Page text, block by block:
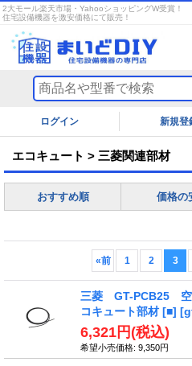
2大モール楽天市場・YahooショッピングW受賞！
住宅設備機器を激安価格にて販売！
ログイン
エコキュート > 三菱関連部材
おすすめ順 価格の
«前 1 2 3
三菱 GT-PCB25 空
コキュート部材 [■]
6,321円 (税込)
希望小売価格: 9,350円